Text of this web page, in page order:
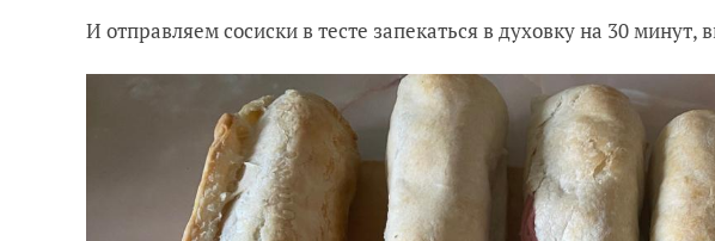
И отправляем сосиски в тесте запекаться в духовку на 30 минут,